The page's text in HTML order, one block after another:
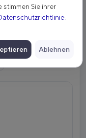
Sie ihrer
.
Ablehnen